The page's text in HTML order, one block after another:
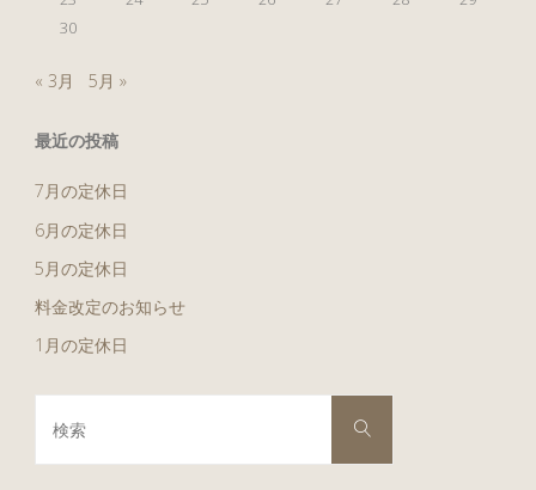
30
« 3月 5月 »
最近の投稿
7月の定休日
6月の定休日
5月の定休日
料金改定のお知らせ
1月の定休日
対
検